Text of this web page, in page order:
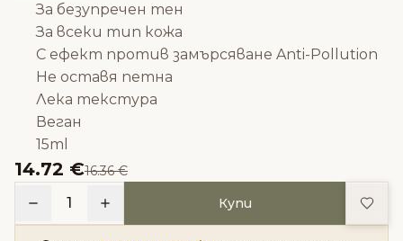
За безупречен тен
За всеки тип кожа
С ефект против замърсяване Anti-Pollution
Не оставя петна
Лека текстура
Веган
15ml
14.72 €16.36 €
1 Купи